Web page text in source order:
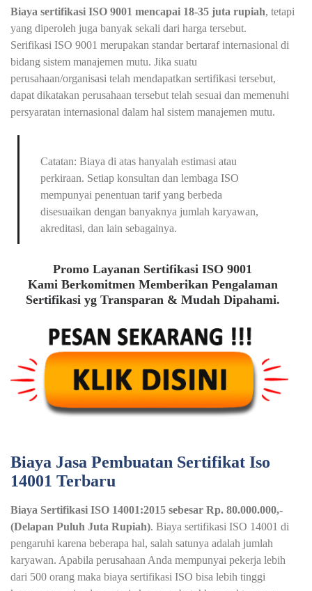
Biaya sertifikasi ISO 9001 mencapai 18-35 juta rupiah, tetapi
yang diperoleh juga banyak sekali dari harga tersebut.
Serifikasi ISO 9001 merupakan standar bertaraf internasional di
bidang sistem manajemen mutu. Jika suatu
perusahaan/organisasi telah mendapatkan sertifikasi tersebut,
dapat dikatakan perusahaan tersebut telah sesuai dan memenuhi
persyaratan internasional dalam hal sistem manajemen mutu.
Catatan: Biaya di atas hanyalah estimasi atau
perkiraan. Setiap konsultan dan lembaga ISO
mempunyai penentuan tarif yang berbeda
disesuaikan dengan banyaknya jumlah karyawan,
akreditasi, dan lain sebagainya.
Promo Layanan Sertifikasi ISO 9001
Kami Berkomitmen Memberikan Pengalaman
Sertifikasi yg Transparan & Mudah Dipahami.
Biaya Jasa Pembuatan Sertifikat Iso
14001 Terbaru
Biaya Sertifikasi ISO 14001:2015 sebesar Rp. 80.000.000,-
(Delapan Puluh Juta Rupiah). Biaya sertifikasi ISO 14001 di
pengaruhi karena beberapa hal, salah satunya adalah jumlah
karyawan. Apabila perusahaan Anda mempunyai pekerja lebih
dari 500 orang maka biaya sertifikasi ISO bisa lebih tinggi